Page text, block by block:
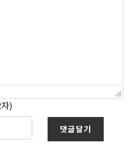
)
댓글달기